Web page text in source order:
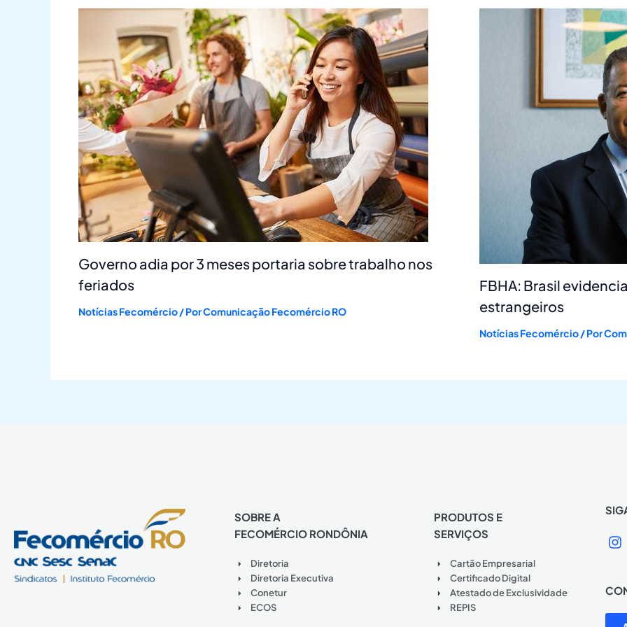
Governo adia por 3 meses portaria sobre trabalho nos
feriados
Notícias Fecomércio/ PorComunicação Fecomércio RO
FBHA: Brasil
estrangeiros
Notícias Fecomércio/ Por
SOBRE A
FECOMÉRCIO RONDÔNIA
Diretoria
Diretoria Executiva
Conetur
ECOS
PRODUTOS E
SERVIÇOS
Cartão Empresarial
Certificado Digital
Atestado de Exclusividade
REPIS
I
n
a
g